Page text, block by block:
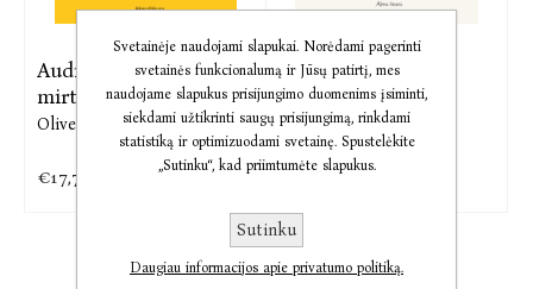
Audio Meditacijos
mirtingiesiems
Oliver Burkeman
€17,79
El. knyga Keturi
tūkstančiai
Oliver Burkeman
€13,82
Svetainėje naudojami slapukai. Norėdami pagerinti
svetainės funkcionalumą ir Jūsų patirtį, mes
naudojame slapukus prisijungimo duomenims įsiminti,
siekdami užtikrinti saugų prisijungimą, rinkdami
statistiką ir optimizuodami svetainę. Spustelėkite
„Sutinku“, kad priimtumėte slapukus.
Sutinku
Daugiau informacijos apie privatumo politiką.